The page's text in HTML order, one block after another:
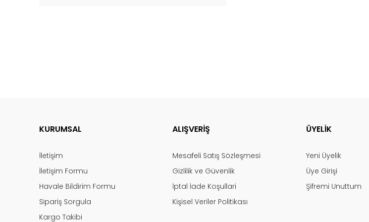
KURUMSAL
İletişim
İletişim Formu
Havale Bildirim Formu
Sipariş Sorgula
Kargo Takibi
ALIŞVERİŞ
Mesafeli Satış Sözleşmesi
Gizlilik ve Güvenlik
İptal İade Koşullari
Kişisel Veriler Politikası
ÜYELİK
Yeni Üyelik
Üye Girişi
Şifremi Unuttum